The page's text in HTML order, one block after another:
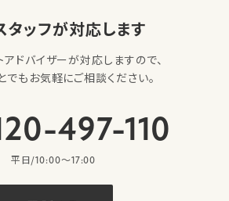
タッフが対応します
アドバイザーが対応しますので、
でもお気軽にご相談ください。
497-110
平日/10:00〜17:00